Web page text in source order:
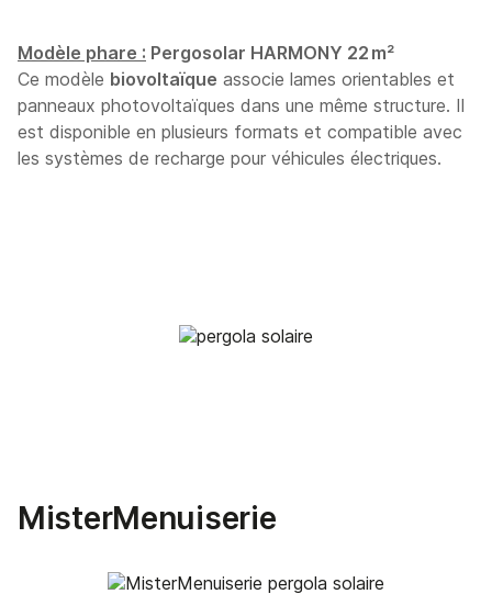
Modèle phare : Pergosolar HARMONY 22 m²
Ce modèle biovoltaïque associe lames orientables et
panneaux photovoltaïques dans une même structure. Il
est disponible en plusieurs formats et compatible avec
les systèmes de recharge pour véhicules électriques.
MisterMenuiserie